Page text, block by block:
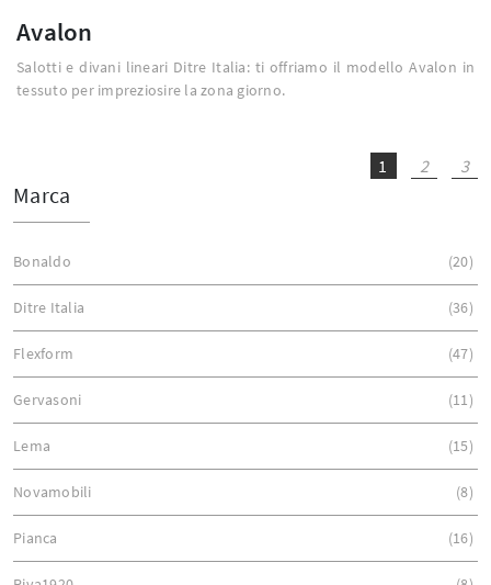
Avalon
Salotti e divani lineari Ditre Italia: ti offriamo il modello Avalon in
tessuto per impreziosire la zona giorno.
1 2 3
Marca
Bonaldo 20
Ditre Italia 36
Flexform 47
Gervasoni 11
Lema 15
Novamobili 8
Pianca 16